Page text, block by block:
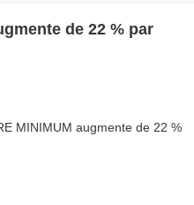
de 22 % par